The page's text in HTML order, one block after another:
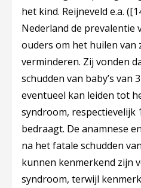
het kind. Reijneveld e.a. (
Nederland de prevalentie
ouders om het huilen van
verminderen. Zij vonden
schudden van baby’s van
eventueel kan leiden tot
syndroom, respectievelijk
bedraagt. De anamnese
na het fatale schudden
kunnen kenmerkend zijn
syndroom, terwijl